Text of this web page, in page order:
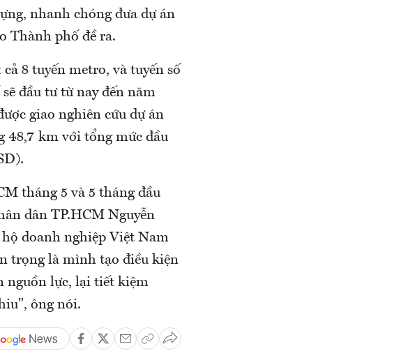
nhanh chóng đưa dự án
Thành phố đề ra.
8 tuyến metro, và tuyến số
đầu tư từ nay đến năm
giao nghiên cứu dự án
48,7 km với tổng mức đầu
tháng 5 và 5 tháng đầu
dân TP.HCM Nguyễn
doanh nghiệp Việt Nam
trọng là mình tạo điều kiện
nguồn lực, lại tiết kiệm
ông nói.